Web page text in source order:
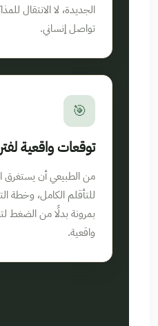
الجديدة، لا الانتقال
تواصل إنساني.
🎯
توقعات واقعية
من الطبيعي أن يستغرق
للتأقلم الكامل، وخطة
بمرونة بدلًا من الضغط
واقعية.